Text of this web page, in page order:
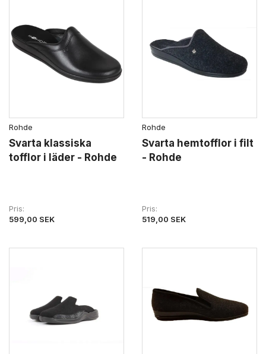
Rohde
Svarta klassiska
tofflor i läder - Rohde
Pris
599,00 SEK
Rohde
Svarta hemtofflor i filt
- Rohde
Pris
519,00 SEK